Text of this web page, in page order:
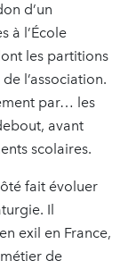
d’un
à l’École
les partitions
l’association.
par… les
avant
scolaires.
fait évoluer
Il
exil en France,
de